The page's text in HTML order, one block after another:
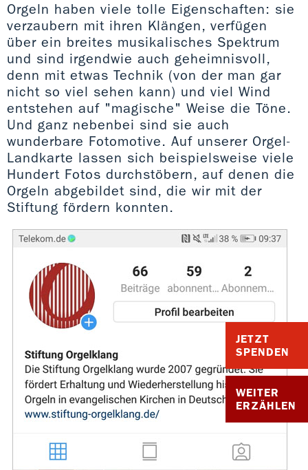
JETZT
SPENDEN
WEITER
ERZÄHLEN
Orgeln haben viele tolle Eigenschaften: sie
verzaubern mit ihren Klängen, verfügen
über ein breites musikalisches Spektrum
und sind irgendwie auch geheimnisvoll,
denn mit etwas Technik (von der man gar
nicht so viel sehen kann) und viel Wind
entstehen auf "magische" Weise die Töne.
Und ganz nebenbei sind sie auch
wunderbare Fotomotive. Auf unserer Orgel-
Landkarte lassen sich beispielsweise viele
Hundert Fotos durchstöbern, auf denen die
Orgeln abgebildet sind, die wir mit der
Stiftung fördern konnten.